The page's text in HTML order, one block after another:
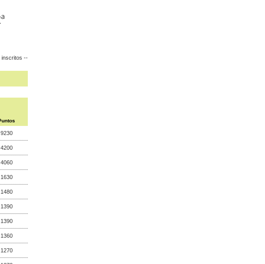
inscritos --
9230
4200
4060
1630
1480
1390
1390
1360
1270